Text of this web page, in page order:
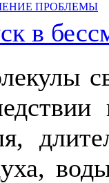
ПРОБЛЕМЫ
в